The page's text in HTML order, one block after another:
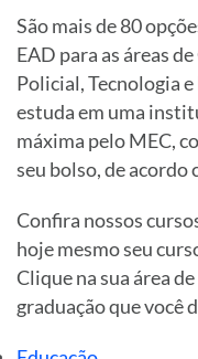
São mais de 80
EAD para as áreas
Policial, Tecnologia
estuda em uma
máxima pelo MEC,
seu bolso, de acordo
Confira nossos
hoje mesmo seu
Clique na sua área
graduação que você